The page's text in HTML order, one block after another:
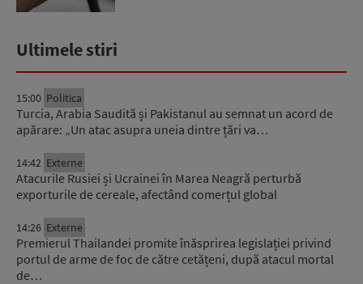
Ultimele stiri
15:00 Politica
Turcia, Arabia Saudită și Pakistanul au semnat un acord de
apărare: „Un atac asupra uneia dintre țări va…
14:42 Externe
Atacurile Rusiei și Ucrainei în Marea Neagră perturbă
exporturile de cereale, afectând comerțul global
14:26 Externe
Premierul Thailandei promite înăsprirea legislației privind
portul de arme de foc de către cetățeni, după atacul mortal
de…